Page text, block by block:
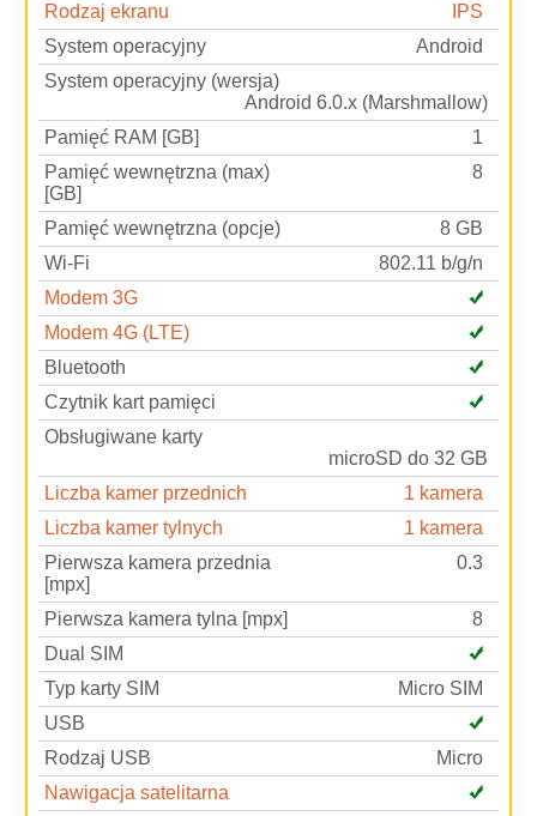
Rodzaj ekranu
IPS
System operacyjny
Android
System operacyjny (wersja)
Android 6.0.x (Marshmallow)
Pamięć RAM [GB]
1
Pamięć wewnętrzna (max)
[GB]
8
Pamięć wewnętrzna (opcje)
8 GB
Wi-Fi
802.11 b/g/n
Modem 3G
Modem 4G (LTE)
Bluetooth
Czytnik kart pamięci
Obsługiwane karty
microSD do 32 GB
Liczba kamer przednich
1 kamera
Liczba kamer tylnych
1 kamera
Pierwsza kamera przednia
[mpx]
0.3
Pierwsza kamera tylna [mpx]
8
Dual SIM
Typ karty SIM
Micro SIM
USB
Rodzaj USB
Micro
Nawigacja satelitarna